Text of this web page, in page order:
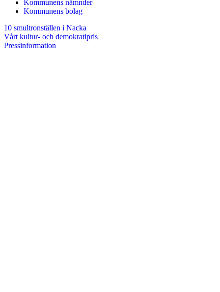
Kommunens nämnder
Kommunens bolag
10 smultronställen i Nacka
Vårt kultur- och demokratipris
Pressinformation